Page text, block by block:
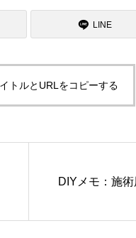
LINE
トルとURLをコピーする
DIYメモ：施